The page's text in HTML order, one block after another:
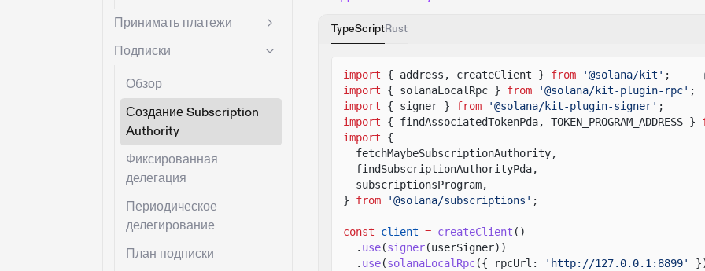
Принимать платежи
Подписки
Обзор
Создание Subscription
Authority
Фиксированная
делегация
Периодическое
делегирование
План подписки
TypeScriptRust
import { address, createClient } from '@solana/kit' ;
import
{ solanaLocalRpc } from '@solana/kit-plugin-rpc' ;
import
{ signer } from '@solana/kit-plugin-signer' ;
import
{ findAssociatedTokenPda, TOKEN_PROGRAM_ADDRESS }
import
{
fetchMaybeSubscriptionAuthority,
findSubscriptionAuthorityPda,
subscriptionsProgram,
}
from '@solana/subscriptions' ;
const client = createClient ()
. use(signer(userSigner))
. use(solanaLocalRpc({ rpcUrl: 'http://127.0.0.1:8899'